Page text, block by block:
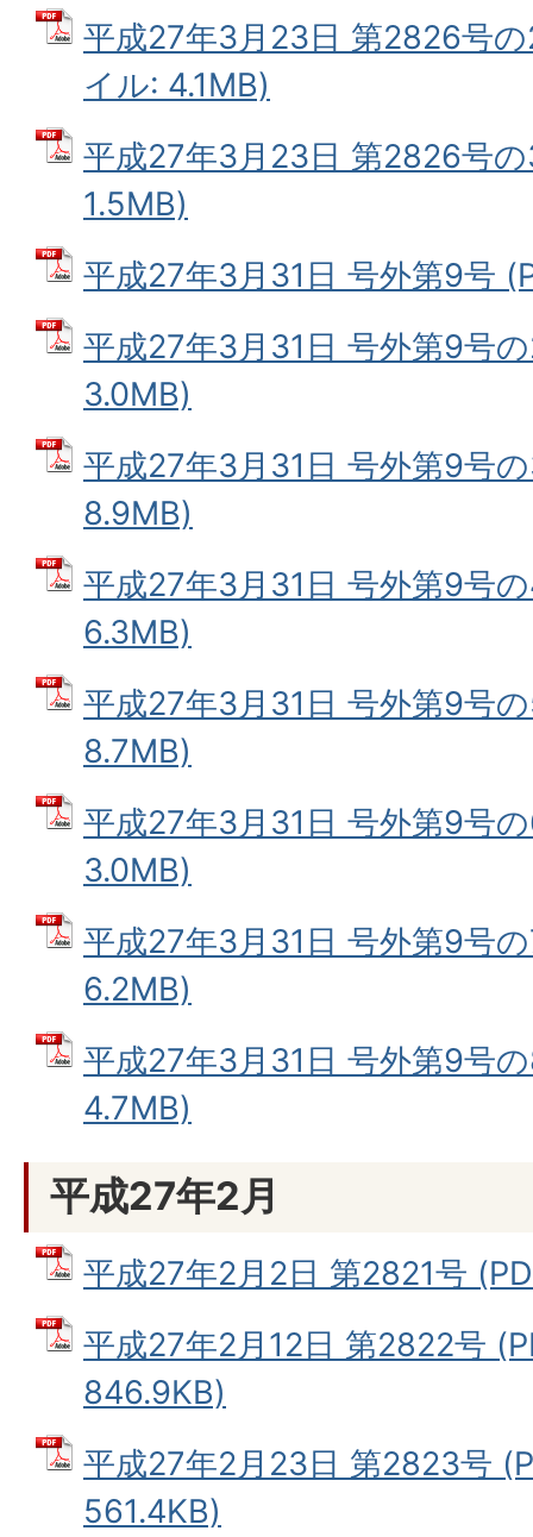
平成27年3月23日 第2826号
イル: 4.1MB)
平成27年3月23日 第2826号
1.5MB)
平成27年3月31日 号外第9号
平成27年3月31日 号外第9号
3.0MB)
平成27年3月31日 号外第9号
8.9MB)
平成27年3月31日 号外第9号
6.3MB)
平成27年3月31日 号外第9号
8.7MB)
平成27年3月31日 号外第9号
3.0MB)
平成27年3月31日 号外第9号
6.2MB)
平成27年3月31日 号外第9号
4.7MB)
平成27年2月
平成27年2月2日 第2821号
平成27年2月12日 第2822号
846.9KB)
平成27年2月23日 第2823号
561.4KB)